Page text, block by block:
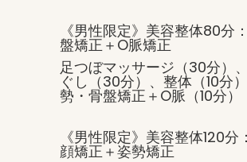
《男性限定》美容整体80分
盤矯正＋O脈矯正
足つぼマッサージ（30分）
ぐし（30分）、整体（10分
勢・骨盤矯正＋O脈（10分）
《男性限定》美容整体120分
顔矯正＋姿勢矯正